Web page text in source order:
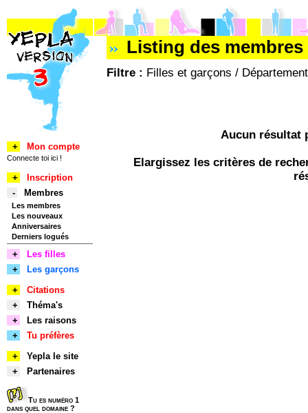
Listing des
Filtre : Filles et garçons /
Aucun résultat
Elargissez les critères de
+ Mon compte
Connecte toi ici !
+
Inscription
-
Membres
Les membres
Les nouveaux
Anniversaires
Derniers logués
+
Les filles
+
Les garçons
+
Citations
+
Théma's
+
Les raisons
+
Tu préfères
+
Yepla le site
+
Partenaires
Tu es numéro 1
dans quel domaine ?